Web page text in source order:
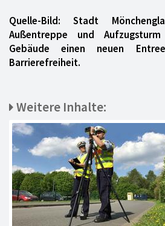
Quelle-Bild: Stadt
Außentreppe und
Gebäude einen neuen
Barrierefreiheit.
Weitere Inhalte: